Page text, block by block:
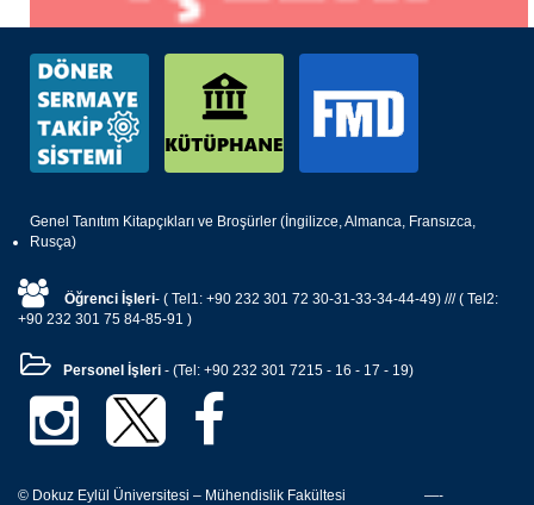
Genel Tanıtım Kitapçıkları ve Broşürler (İngilizce, Almanca, Fransızca,
Rusça)
Öğrenci İşleri- ( Tel1: +90 232 301 72 30-31-33-34-44-49) /// ( Tel2:
+90 232 301 75 84-85-91 )
Personel İşleri - (Tel: +90 232 301 7215 - 16 - 17 - 19)
© Dokuz Eylül Üniversitesi – Mühendislik Fakültesi —-